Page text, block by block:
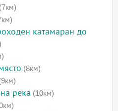
(7км)
катамаран до
(8км)
река (10км)